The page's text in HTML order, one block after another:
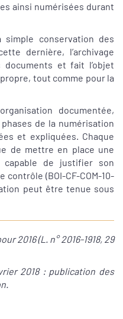
ainsi numérisées durant
simple conservation des
dernière, l’archivage
et fait l’objet
tout comme pour la
documentée,
de la numérisation
et expliquées. Chaque
de mettre en place une
de justifier son
(BOI-CF-COM-10-
peut être tenue sous
2016 (L. n° 2016-1918, 29
2018 : publication des